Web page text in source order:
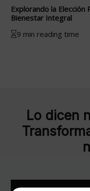
Explorando la
Bienestar Integral
9 min reading time
Lo dicen